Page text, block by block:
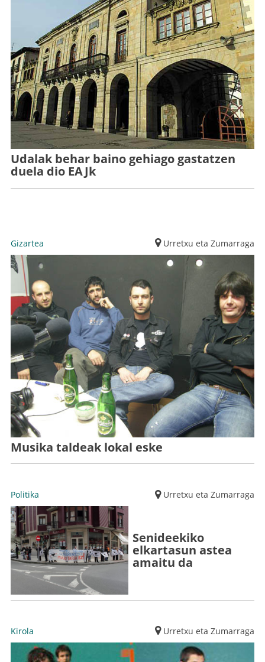
Udalak behar baino gehiago gastatzen
duela dio EAJk
Gizartea Urretxu eta Zumarraga
Musika taldeak lokal eske
Politika Urretxu eta Zumarraga
Senideekiko
elkartasun astea
amaitu da
Kirola Urretxu eta Zumarraga